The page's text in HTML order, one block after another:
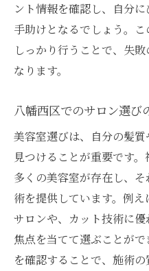
ント情報を確認し、自分
手助けとなるでしょう。
しっかり行うことで、失
なります。
八幡西区でのサロン選び
美容室選びは、自分の髪
見つけることが重要です
多くの美容室が存在し、
術を提供しています。例
サロンや、カット技術に
焦点を当てて選ぶことが
を確認することで、施術